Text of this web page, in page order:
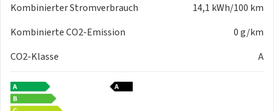
Kombinierter Stromverbrauch
14,1 kWh/100 km
Kombinierte CO2-Emission
0 g/km
CO2-Klasse
A